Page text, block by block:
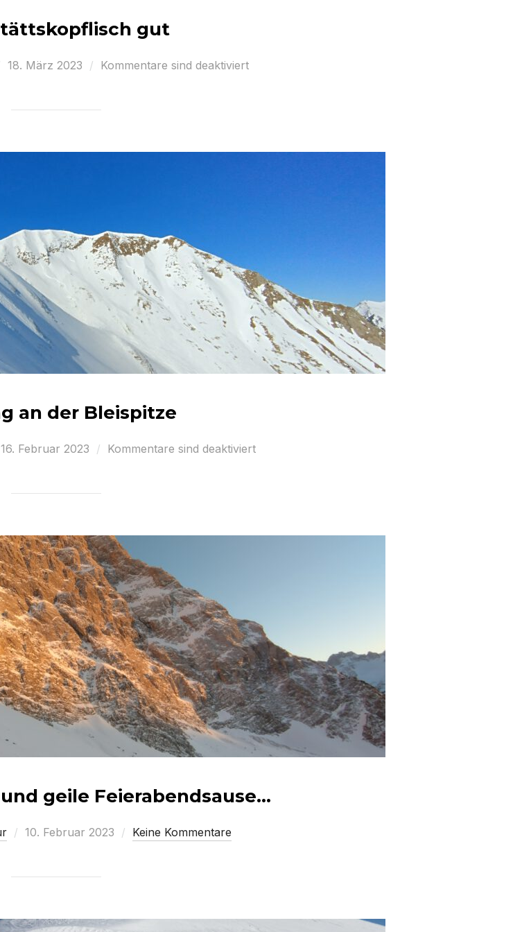
gut
Veröffentlicht
18. März 2023 Kommentare sind deaktiviert
an der Bleispitze
Veröffentlicht
16. Februar 2023 Kommentare sind deaktiviert
geile Feierabendsause…
Veröffentlicht
10. Februar 2023 Keine Kommentare